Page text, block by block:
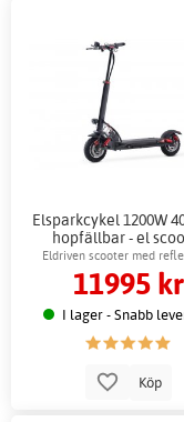
Elsparkcykel 1200W
hopfällbar - el
Eldriven scooter med
skivbroms
11995 kr
I lager - Snabb
Köp